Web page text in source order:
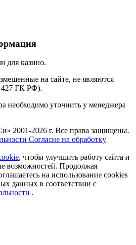
для казино.
на сайте, не являются
427 ГК РФ).
необходимо уточнить у менеджера
2026 г. Все права защищены.
Согласие на обработку
, чтобы улучшить работу сайта и
возможностей. Продолжая
на использование cookies
данных в соответствии с
.